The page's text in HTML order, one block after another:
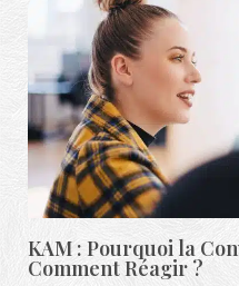
KAM : Pourquoi la
Comment Réagir ?